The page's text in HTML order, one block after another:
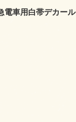
電車用白帯デカール